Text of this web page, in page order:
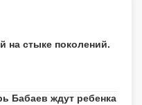
на стыке поколений.
Бабаев ждут ребенка